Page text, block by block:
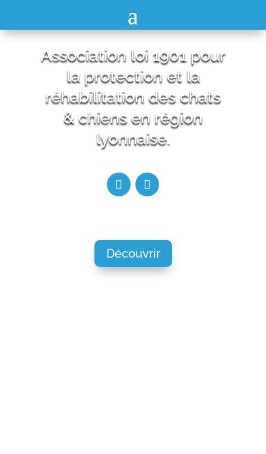
Association loi 1901 pour
la protection et la
réhabilitation des chats
& chiens en région
lyonnaise.
Découvrir